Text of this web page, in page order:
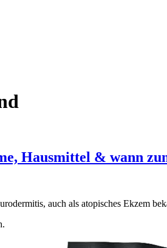
Hausmittel & wann
auch als atopisches Ekzem